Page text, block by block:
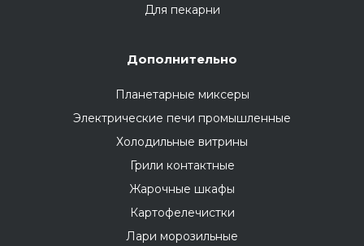
Для пекарни
Дополнительно
Планетарные миксеры
Электрические печи промышленные
Холодильные витрины
Грили контактные
Жарочные шкафы
Картофелечистки
Лари морозильные